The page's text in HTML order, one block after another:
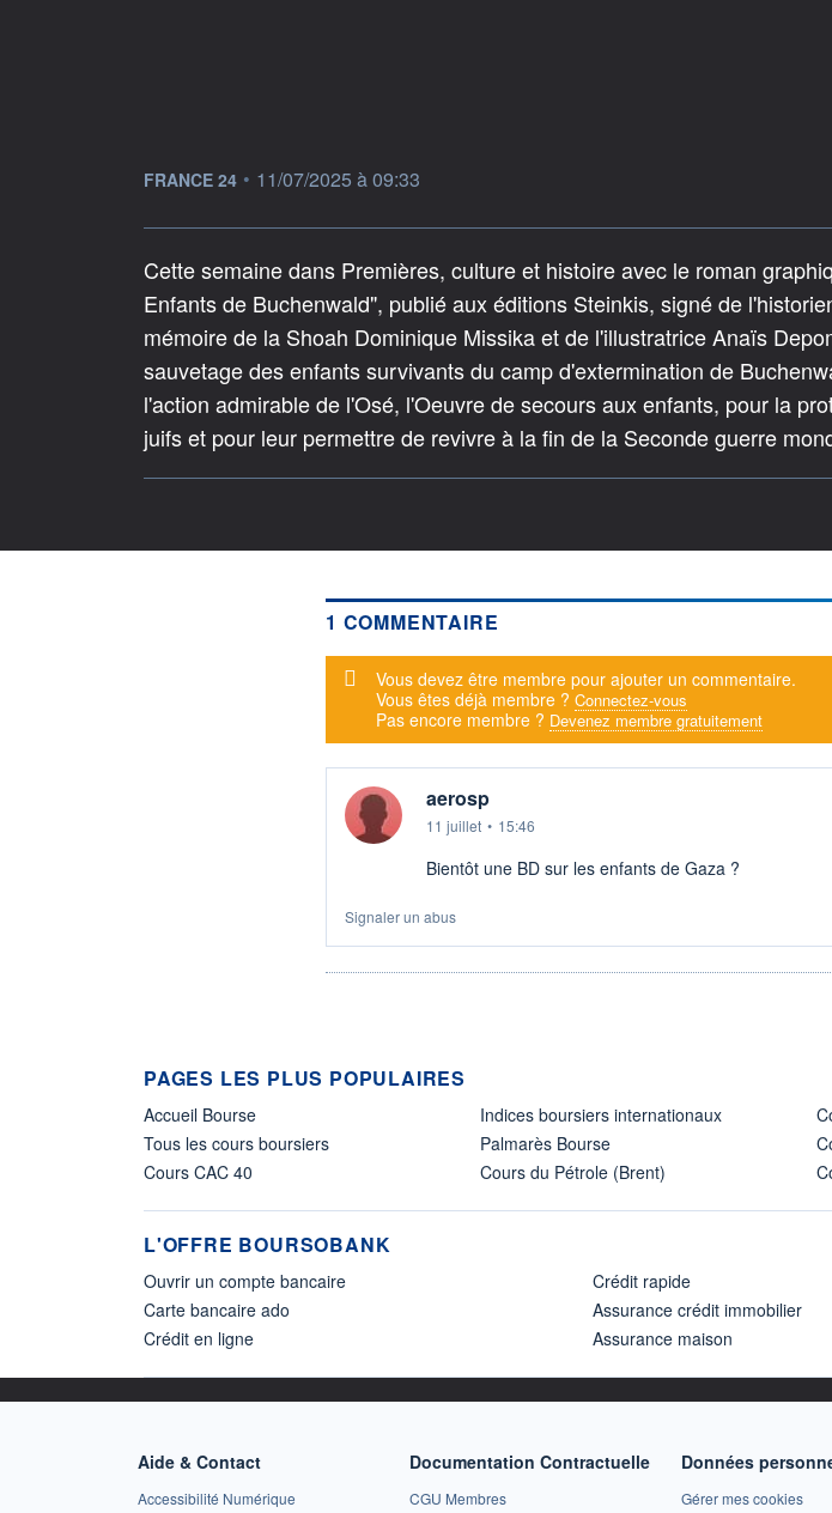
information fournie par
FRANCE 24 • 11/07/2025 à 09:33
Cette semaine dans Premières, culture et histoire avec le roman
Enfants de Buchenwald", publié aux éditions Steinkis, signé de
mémoire de la Shoah Dominique Missika et de l'illustratrice Anaïs
sauvetage des enfants survivants du camp d'extermination de
l'action admirable de l'Osé, l'Oeuvre de secours aux enfants, pour la
juifs et pour leur permettre de revivre à la fin de la Seconde guerre
1 COMMENTAIRE
Message d'alerte
Vous devez être membre pour ajouter un commentaire.
Vous êtes déjà membre ? Connectez-vous
Pas encore membre ? Devenez membre gratuitement
aerosp
11 juillet • 15:46
Bientôt une BD sur les enfants de Gaza ?
Signaler un abus
PAGES LES PLUS POPULAIRES
Accueil Bourse
Tous les cours boursiers
Cours CAC 40
Indices boursiers internationaux
Palmarès Bourse
Cours du Pétrole (Brent)
L'OFFRE BOURSOBANK
Ouvrir un compte bancaire
Carte bancaire ado
Crédit en ligne
Crédit rapide
Assurance crédit immobilier
Assurance maison
Aide & Contact
Accessibilité Numérique
Documentation Contractuelle
CGU Membres
Données
Gérer mes cookies